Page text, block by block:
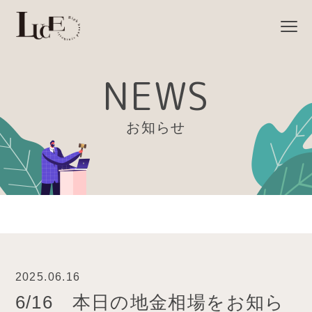
NEWS
お知らせ
2025.06.16
6/16 本日の地金相場をお知ら